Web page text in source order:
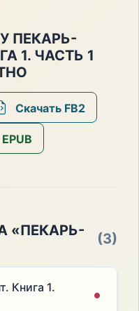
ПЕКАРЬ-
1. ЧАСТЬ 1
Скачать FB2
«ПЕКАРЬ-
(3)
Книга 1.